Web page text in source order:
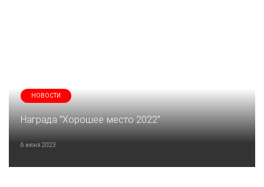
НОВОСТИ
Награда "Хорошее место 2022"
6 июня 2023